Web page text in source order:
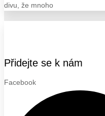
divu, že mnoho
Přidejte se k nám
Facebook